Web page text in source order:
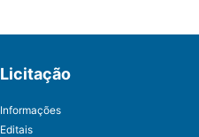
Licitação
Informações
Editais